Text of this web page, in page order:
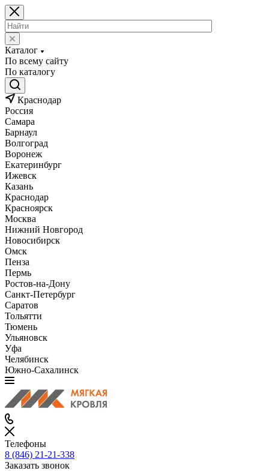
Каталог
По всему сайту
По каталогу
Краснодар
Россия
Самара
Барнаул
Волгоград
Воронеж
Екатеринбург
Ижевск
Казань
Краснодар
Красноярск
Москва
Нижний Новгород
Новосибирск
Омск
Пенза
Пермь
Ростов-на-Дону
Санкт-Петербург
Саратов
Тольятти
Тюмень
Ульяновск
Уфа
Челябинск
Южно-Сахалинск
Телефоны
8 (846) 21-21-338
Заказать звонок